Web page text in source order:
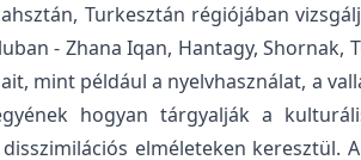
Turkesztán régiójában
- Zhana Iqan, Hantagy, Shornak,
mint például a nyelvhasználat, a
hogyan tárgyalják a
elméleteken keresztül.